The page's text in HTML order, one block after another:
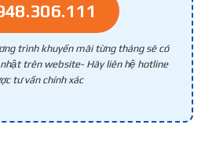
trình khuyến mãi từng tháng sẽ có
trên website- Hãy liên hệ hotline
tư vấn chính xác